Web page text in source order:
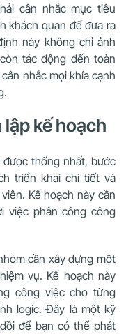
cân nhắc mục tiêu
khách quan để đưa ra
này không chỉ ảnh
tác động đến toàn
nhắc mọi khía cạnh
lập kế hoạch
thống nhất, bước
triển khai chi tiết và
Kế hoạch này cần
việc phân công công
cần xây dựng một
vụ. Kế hoạch này
công việc cho từng
logic. Đây là một kỹ
để bạn có thể phát